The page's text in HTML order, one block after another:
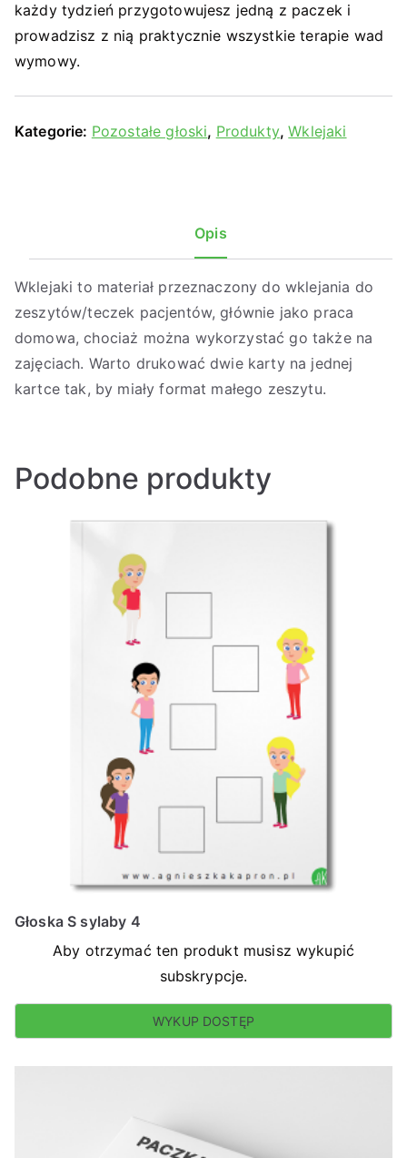
każdy tydzień przygotowujesz jedną z paczek i
prowadzisz z nią praktycznie wszystkie terapie wad
wymowy.
Kategorie: Pozostałe głoski, Produkty,Wklejaki
Opis
Wklejaki to materiał przeznaczony do wklejania do
zeszytów/teczek pacjentów, głównie jako praca
domowa, chociaż można wykorzystać go także na
zajęciach. Warto drukować dwie karty na jednej
kartce tak, by miały format małego zeszytu.
Podobne produkty
Głoska S sylaby 4
Aby otrzymać ten produkt musisz wykupić
subskrypcje.
WYKUP DOSTĘP